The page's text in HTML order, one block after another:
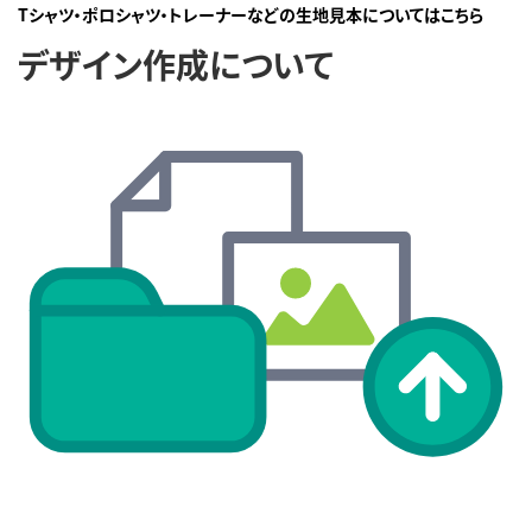
Tシャツ・ポロシャツ・トレーナーなどの生地見本についてはこちら
デザイン作成について